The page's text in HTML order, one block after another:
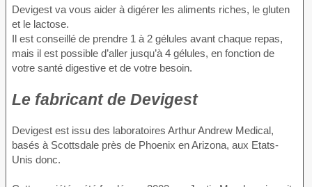
Devigest va vous aider à digérer les aliments riches, le gluten
et le lactose.
Il est conseillé de prendre 1 à 2 gélules avant chaque repas,
mais il est possible d’aller jusqu’à 4 gélules, en fonction de
votre santé digestive et de votre besoin.
Le fabricant de Devigest
Devigest est issu des laboratoires Arthur Andrew Medical,
basés à Scottsdale près de Phoenix en Arizona, aux Etats-
Unis donc.